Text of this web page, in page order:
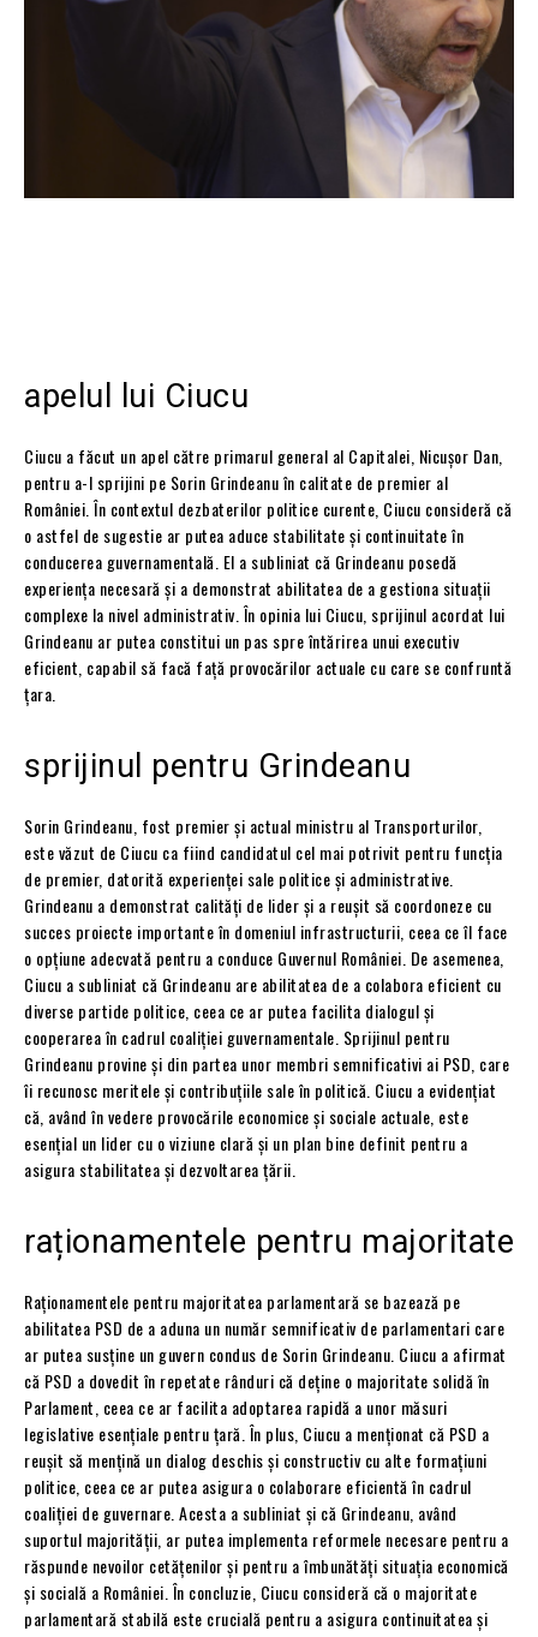
apelul lui Ciucu
Ciucu a făcut un apel către primarul general al Capitalei, Nicușor Dan,
pentru a-l sprijini pe Sorin Grindeanu în calitate de premier al
României. În contextul dezbaterilor politice curente, Ciucu consideră că
o astfel de sugestie ar putea aduce stabilitate și continuitate în
conducerea guvernamentală. El a subliniat că Grindeanu posedă
experiența necesară și a demonstrat abilitatea de a gestiona situații
complexe la nivel administrativ. În opinia lui Ciucu, sprijinul acordat lui
Grindeanu ar putea constitui un pas spre întărirea unui executiv
eficient, capabil să facă față provocărilor actuale cu care se confruntă
țara.
sprijinul pentru Grindeanu
Sorin Grindeanu, fost premier și actual ministru al Transporturilor,
este văzut de Ciucu ca fiind candidatul cel mai potrivit pentru funcția
de premier, datorită experienței sale politice și administrative.
Grindeanu a demonstrat calități de lider și a reușit să coordoneze cu
succes proiecte importante în domeniul infrastructurii, ceea ce îl face
o opțiune adecvată pentru a conduce Guvernul României. De asemenea,
Ciucu a subliniat că Grindeanu are abilitatea de a colabora eficient cu
diverse partide politice, ceea ce ar putea facilita dialogul și
cooperarea în cadrul coaliției guvernamentale. Sprijinul pentru
Grindeanu provine și din partea unor membri semnificativi ai PSD, care
îi recunosc meritele și contribuțiile sale în politică. Ciucu a evidențiat
că, având în vedere provocările economice și sociale actuale, este
esențial un lider cu o viziune clară și un plan bine definit pentru a
asigura stabilitatea și dezvoltarea țării.
raționamentele pentru majoritate
Raționamentele pentru majoritatea parlamentară se bazează pe
abilitatea PSD de a aduna un număr semnificativ de parlamentari care
ar putea susține un guvern condus de Sorin Grindeanu. Ciucu a afirmat
că PSD a dovedit în repetate rânduri că deține o majoritate solidă în
Parlament, ceea ce ar facilita adoptarea rapidă a unor măsuri
legislative esențiale pentru țară. În plus, Ciucu a menționat că PSD a
reușit să mențină un dialog deschis și constructiv cu alte formațiuni
politice, ceea ce ar putea asigura o colaborare eficientă în cadrul
coaliției de guvernare. Acesta a subliniat și că Grindeanu, având
suportul majorității, ar putea implementa reformele necesare pentru a
răspunde nevoilor cetățenilor și pentru a îmbunătăți situația economică
și socială a României. În concluzie, Ciucu consideră că o majoritate
parlamentară stabilă este crucială pentru a asigura continuitatea și